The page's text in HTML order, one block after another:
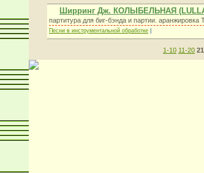
Ширринг Дж. КОЛЫБЕЛЬНАЯ
партитура для биг-бэнда и партии. аранжировка
Песни в инструментальной обработке
1-10 11-20